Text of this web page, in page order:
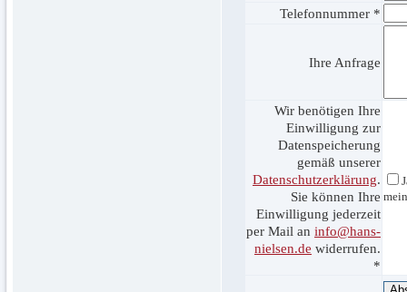
Telefonnummer *
Ihre Anfrage
Wir benötigen Ihre
Einwilligung zur
Datenspeicherung
gemäß unserer
Datenschutzerklärung.
Sie können Ihre
Einwilligung jederzeit
per Mail an info@hans-
nielsen.de widerrufen.
*